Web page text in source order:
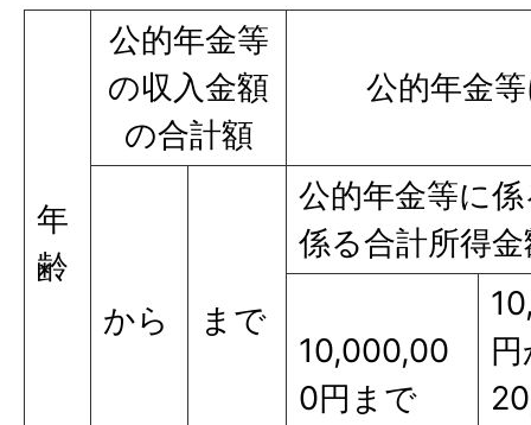
年
齢
公的年金等
の収入金額
の合計額
公的年金
から まで
公的年金等に
係る合計所得
10,000,00
0円まで